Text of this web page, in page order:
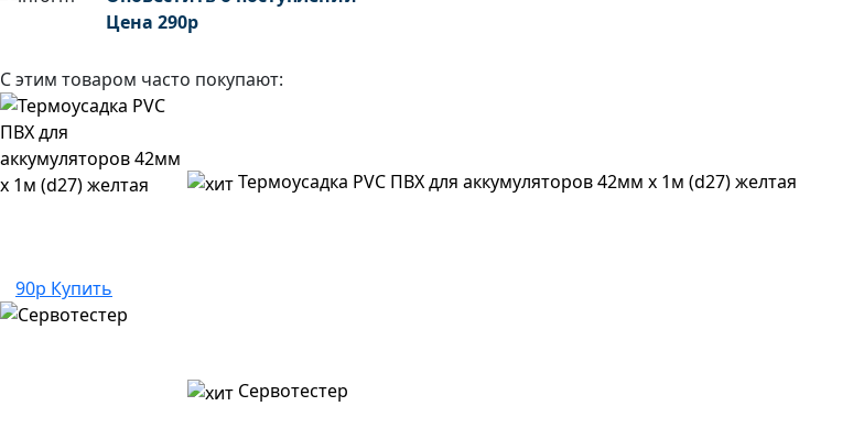
Цена 290р
С этим товаром часто покупают:
Термоусадка PVC ПВХ для аккумуляторов 42мм х 1м (d27) желтая
90р Купить
Сервотестер